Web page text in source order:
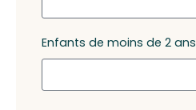
Enfants de moins de 2 ans